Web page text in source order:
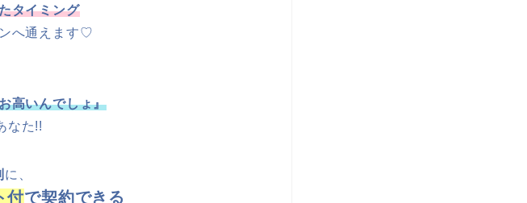
タイミング
へ通えます♡
高いんでしょ』
なた!!
に、
付で契約できる